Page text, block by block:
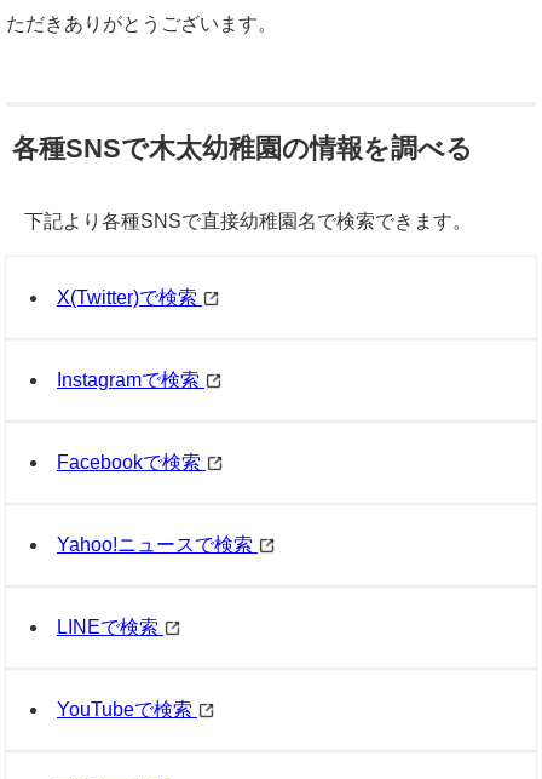
ただきありがとうございます。
各種SNSで木太幼稚園の情報を調べる
下記より各種SNSで直接幼稚園名で検索できます。
X(Twitter)で検索
Instagramで検索
Facebookで検索
Yahoo!ニュースで検索
LINEで検索
YouTubeで検索